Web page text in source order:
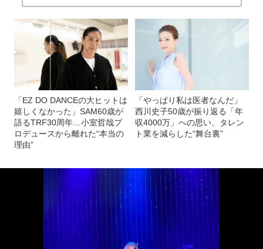
「EZ DO DANCEの大ヒットは
嬉しくなかった」SAM60歳が
語るTRF30周年…小室哲哉プ
ロデュースから離れた“本当の
理由”
「やっぱり私は医者なんだ」
西川史子50歳が振り返る「年
収4000万」への思い、タレン
ト業を減らした“舞台裏”